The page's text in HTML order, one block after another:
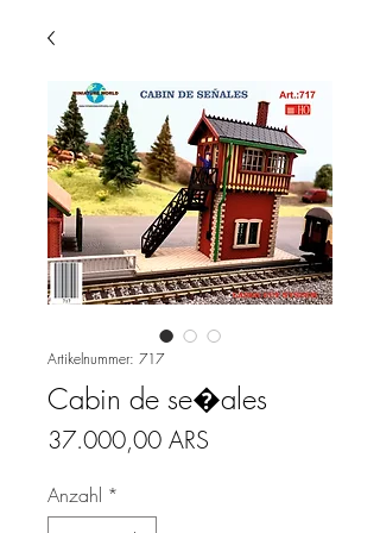
Artikelnummer: 717
Cabin de se�ales
37.000,00 ARS
Anzahl *